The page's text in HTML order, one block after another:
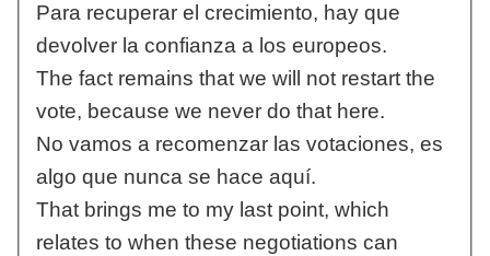
Para recuperar el crecimiento, hay que
devolver la confianza a los europeos.
The fact remains that we will not restart the
vote, because we never do that here.
No vamos a recomenzar las votaciones, es
algo que nunca se hace aquí.
That brings me to my last point, which
relates to when these negotiations can